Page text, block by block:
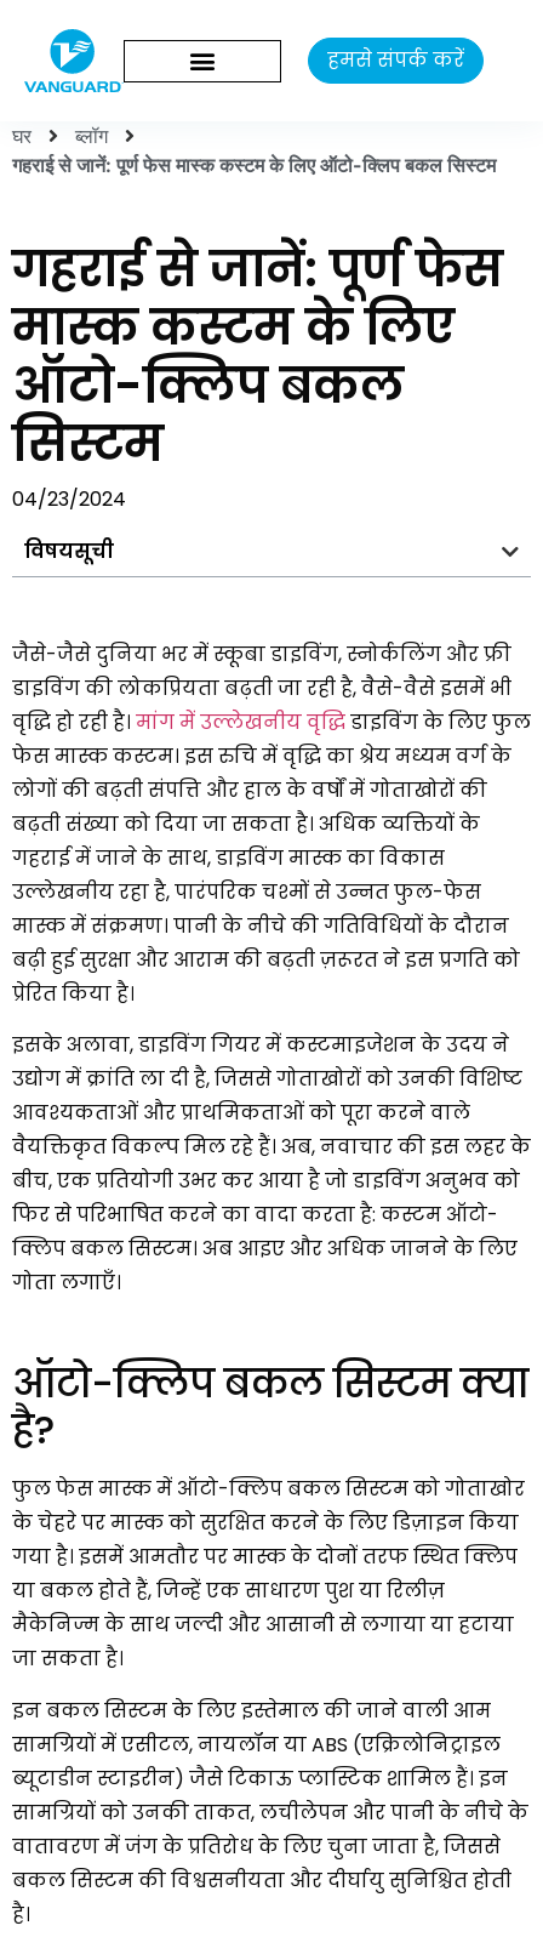
हमसे संपर्क करें
घर
ब्लॉग
गहराई से जानें: पूर्ण फेस मास्क कस्टम के लिए ऑटो-क्लिप बकल सिस्टम
गहराई से जानें: पूर्ण फेस
मास्क कस्टम के लिए
ऑटो-क्लिप बकल
सिस्टम
04/23/2024
विषयसूची
जैसे-जैसे दुनिया भर में स्कूबा डाइविंग, स्नोर्कलिंग और फ्री
डाइविंग की लोकप्रियता बढ़ती जा रही है, वैसे-वैसे इसमें भी
वृद्धि हो रही है। मांग में उल्लेखनीय वृद्धिडाइविंग के लिए फुल
फेस मास्क कस्टम। इस रुचि में वृद्धि का श्रेय मध्यम वर्ग के
लोगों की बढ़ती संपत्ति और हाल के वर्षों में गोताखोरों की
बढ़ती संख्या को दिया जा सकता है। अधिक व्यक्तियों के
गहराई में जाने के साथ, डाइविंग मास्क का विकास
उल्लेखनीय रहा है, पारंपरिक चश्मों से उन्नत फुल-फेस
मास्क में संक्रमण। पानी के नीचे की गतिविधियों के दौरान
बढ़ी हुई सुरक्षा और आराम की बढ़ती ज़रूरत ने इस प्रगति को
प्रेरित किया है।
इसके अलावा, डाइविंग गियर में कस्टमाइजेशन के उदय ने
उद्योग में क्रांति ला दी है, जिससे गोताखोरों को उनकी विशिष्ट
आवश्यकताओं और प्राथमिकताओं को पूरा करने वाले
वैयक्तिकृत विकल्प मिल रहे हैं। अब, नवाचार की इस लहर के
बीच, एक प्रतियोगी उभर कर आया है जो डाइविंग अनुभव को
फिर से परिभाषित करने का वादा करता है: कस्टम ऑटो-
क्लिप बकल सिस्टम। अब आइए और अधिक जानने के लिए
गोता लगाएँ।
ऑटो-क्लिप बकल सिस्टम क्या
है?
फुल फेस मास्क में ऑटो-क्लिप बकल सिस्टम को गोताखोर
के चेहरे पर मास्क को सुरक्षित करने के लिए डिज़ाइन किया
गया है। इसमें आमतौर पर मास्क के दोनों तरफ स्थित क्लिप
या बकल होते हैं, जिन्हें एक साधारण पुश या रिलीज़
मैकेनिज्म के साथ जल्दी और आसानी से लगाया या हटाया
जा सकता है।
इन बकल सिस्टम के लिए इस्तेमाल की जाने वाली आम
सामग्रियों में एसीटल, नायलॉन या ABS (एक्रिलोनिट्राइल
ब्यूटाडीन स्टाइरीन) जैसे टिकाऊ प्लास्टिक शामिल हैं। इन
सामग्रियों को उनकी ताकत, लचीलेपन और पानी के नीचे के
वातावरण में जंग के प्रतिरोध के लिए चुना जाता है, जिससे
बकल सिस्टम की विश्वसनीयता और दीर्घायु सुनिश्चित होती
है।